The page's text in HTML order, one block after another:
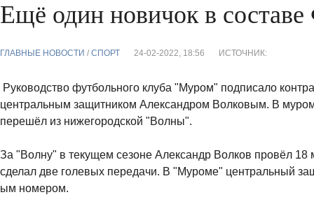
Ещё один новичок в
ГЛАВНЫЕ НОВОСТИ / CПОРТ 24-02-2022, 18:56 ИСТОЧНИК:
Руководство футбольного клуба "Муром" подписало
центральным защитником Александром Волковым. В
перешёл из нижегородской "Волны".
За "Волну" в текущем сезоне Александр Волков провёл 18
сделал две голевых передачи. В "Муроме" центральный
ым номером.